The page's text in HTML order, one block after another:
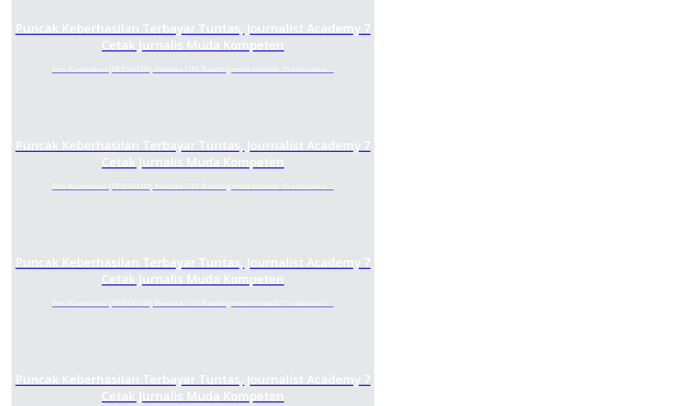
Puncak Keberhasilan Terbayar Tuntas, Journalist Academy 7
Cetak Jurnalis Muda Kompeten
Pers Komunikasi (PERSKOM) Pramuka UIN Bandung resmi melantik 35 mahasiswa…
Puncak Keberhasilan Terbayar Tuntas, Journalist Academy 7
Cetak Jurnalis Muda Kompeten
Pers Komunikasi (PERSKOM) Pramuka UIN Bandung resmi melantik 35 mahasiswa…
Puncak Keberhasilan Terbayar Tuntas, Journalist Academy 7
Cetak Jurnalis Muda Kompeten
Pers Komunikasi (PERSKOM) Pramuka UIN Bandung resmi melantik 35 mahasiswa…
Puncak Keberhasilan Terbayar Tuntas, Journalist Academy 7
Cetak Jurnalis Muda Kompeten